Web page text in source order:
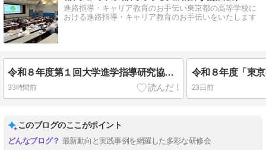
進路指導・キャリア教育のお手伝い東京都の高等学校に
おける進路指導・キャリア教育のお手伝いをいたします
令和８年度第１回大学進学指導研究協議会開催のご報告
33時間前 23日前
このブログのここがポイント
最新動向と実践事例を網羅した多彩な研修会